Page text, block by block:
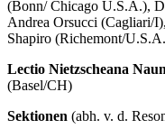
(Bonn/ Chicago U.S.A.),
Andrea Orsucci (Cagliari/
Shapiro (Richemont/
Lectio Nietzscheana
(Basel/CH)
Sektionen (abh. v. d.